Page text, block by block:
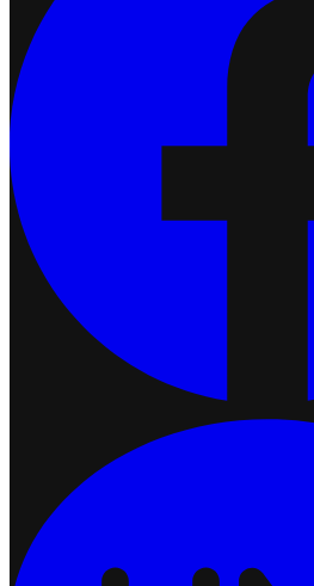
เชื่อมต่อ Ketshopweb MCP กับ Claude
2026-07-13 17:34:51